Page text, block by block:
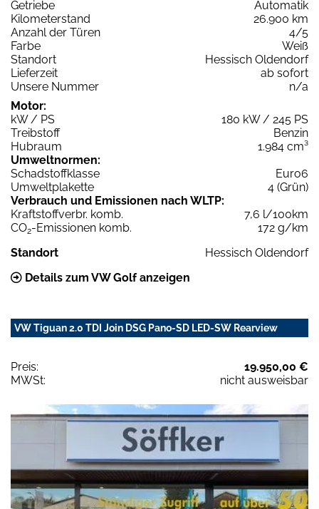
Getriebe
Automatik
Kilometerstand
26.900 km
Anzahl der Türen
4/5
Farbe
Weiß
Standort
Hessisch Oldendorf
Lieferzeit
ab sofort
Unsere Nummer
n/a
Motor:
kW / PS
180 kW / 245 PS
Treibstoff
Benzin
Hubraum
1.984 cm³
Umweltnormen:
Schadstoffklasse
Euro6
Umweltplakette
4 (Grün)
Verbrauch und Emissionen nach WLTP:
Kraftstoffverbr. komb.
7,6 l/100km
CO2-Emissionen komb.
172 g/km
Standort
Hessisch Oldendorf
Details zum VW Golf anzeigen
VW Tiguan 2.0 TDI Join DSG Pano-SD LED-SW Rearview
Preis:
19.950,00 €
MWSt:
nicht ausweisbar